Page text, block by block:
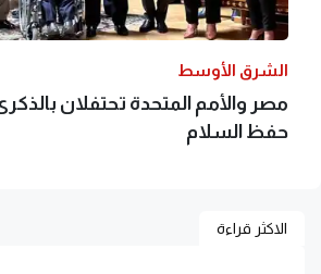
الشرق الأوسط
حفظ السلام
الاكثر قراءة